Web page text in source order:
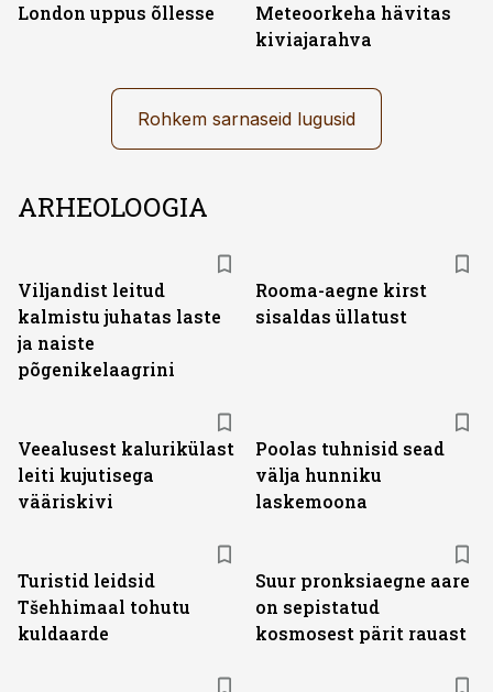
London uppus õllesse
Meteoorkeha hävitas
kiviajarahva
Rohkem sarnaseid lugusid
ARHEOLOOGIA
Viljandist leitud
kalmistu juhatas laste
ja naiste
põgenikelaagrini
Rooma-aegne kirst
sisaldas üllatust
Veealusest kalurikülast
leiti kujutisega
vääriskivi
Poolas tuhnisid sead
välja hunniku
laskemoona
Turistid leidsid
Tšehhimaal tohutu
kuldaarde
Suur pronksiaegne aare
on sepistatud
kosmosest pärit rauast